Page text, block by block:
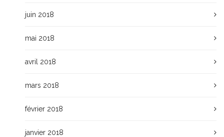
juin 2018
mai 2018
avril 2018
mars 2018
février 2018
janvier 2018